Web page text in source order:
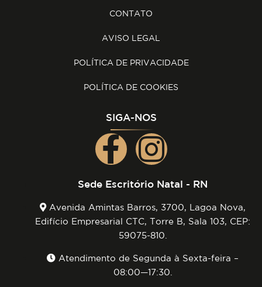
CONTATO
AVISO LEGAL
POLÍTICA DE PRIVACIDADE
POLÍTICA DE COOKIES
SIGA-NOS
Sede Escritório Natal - RN
Avenida Amintas Barros, 3700, Lagoa Nova,
Edifício Empresarial CTC, Torre B, Sala 103, CEP:
59075-810.
Atendimento de Segunda à Sexta-feira –
08:00—17:30.
Requerimento